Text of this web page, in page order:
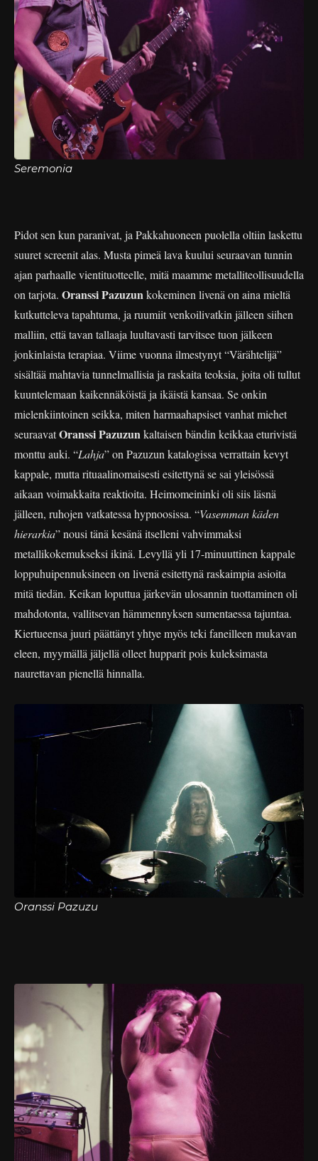
Seremonia
Pidot sen kun paranivat, ja Pakkahuoneen puolella oltiin laskettu
suuret screenit alas. Musta pimeä lava kuului seuraavan tunnin
ajan parhaalle vientituotteelle, mitä maamme metalliteollisuudella
on tarjota. Oranssi Pazuzunkokeminen livenä on aina mieltä
kutkutteleva tapahtuma, ja ruumiit venkoilivatkin jälleen siihen
malliin, että tavan tallaaja luultavasti tarvitsee tuon jälkeen
jonkinlaista terapiaa. Viime vuonna ilmestynyt “Värähtelijä”
sisältää mahtavia tunnelmallisia ja raskaita teoksia, joita oli tullut
kuuntelemaan kaikennäköistä ja ikäistä kansaa. Se onkin
mielenkiintoinen seikka, miten harmaahapsiset vanhat miehet
seuraavatOranssi Pazuzunkaltaisen bändin keikkaa eturivistä
monttu auki. “Lahja” on Pazuzun katalogissa verrattain kevyt
kappale, mutta rituaalinomaisesti esitettynä se sai yleisössä
aikaan voimakkaita reaktioita. Heimomeininki oli siis läsnä
jälleen, ruhojen vatkatessa hypnoosissa. “Vasemman käden
hierarkia” nousi tänä kesänä itselleni vahvimmaksi
metallikokemukseksi ikinä. Levyllä yli 17-minuuttinen kappale
loppuhuipennuksineen on livenä esitettynä raskaimpia asioita
mitä tiedän. Keikan loputtua järkevän ulosannin tuottaminen oli
mahdotonta, vallitsevan hämmennyksen sumentaessa tajuntaa.
Kiertueensa juuri päättänyt yhtye myös teki faneilleen mukavan
eleen, myymällä jäljellä olleet hupparit pois kuleksimasta
naurettavan pienellä hinnalla.
Oranssi Pazuzu